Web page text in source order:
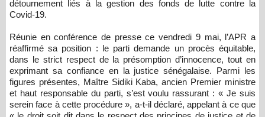
détournement liés à la gestion des fonds de lutte contre la
Covid-19.
Réunie en conférence de presse ce vendredi 9 mai, l’APR a
réaffirmé sa position : le parti demande un procès équitable,
dans le strict respect de la présomption d’innocence, tout en
exprimant sa confiance en la justice sénégalaise. Parmi les
figures présentes, Maître Sidiki Kaba, ancien Premier ministre
et haut responsable du parti, s’est voulu rassurant : « Je suis
serein face à cette procédure », a-t-il déclaré, appelant à ce que